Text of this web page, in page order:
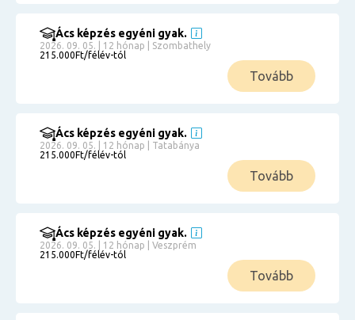
Ács képzés egyéni gyak.
2026. 09. 05. | 12 hónap | Szombathely
215.000Ft/félév-tól
Tovább
Ács képzés egyéni gyak.
2026. 09. 05. | 12 hónap | Tatabánya
215.000Ft/félév-tól
Tovább
Ács képzés egyéni gyak.
2026. 09. 05. | 12 hónap | Veszprém
215.000Ft/félév-tól
Tovább